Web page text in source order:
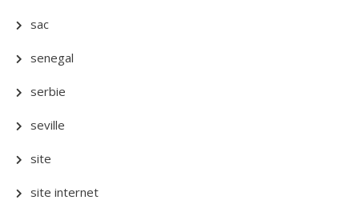
sac
senegal
serbie
seville
site
site internet